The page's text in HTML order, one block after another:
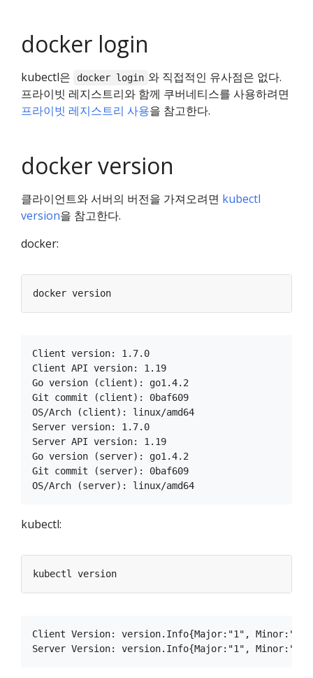
docker login
kubectl은 docker login 와 직접적인 유사점은 없다.
프라이빗 레지스트리와 함께 쿠버네티스를 사용하려면
프라이빗 레지스트리 사용을 참고한다.
docker version
클라이언트와 서버의 버전을 가져오려면 kubectl
version을 참고한다.
docker:
Client version: 1.7.0
Client API version: 1.19
Go version (client): go1.4.2
Git commit (client): 0baf609
OS/Arch (client): linux/amd64
Server version: 1.7.0
Server API version: 1.19
Go version (server): go1.4.2
Git commit (server): 0baf609
kubectl:
Client Version: version.Info{Major:"1", Minor:"6",